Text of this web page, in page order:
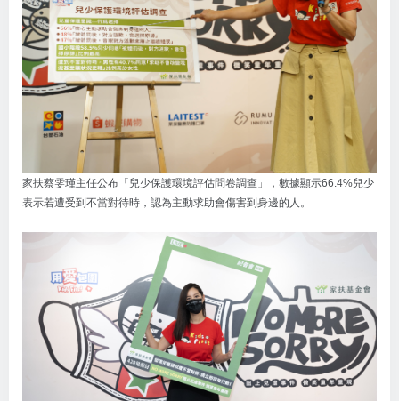
家扶蔡雯瑾主任公布「兒少保護環境評估問卷調查」，數據顯示66.4%兒少
表示若遭受到不當對待時，認為主動求助會傷害到身邊的人。